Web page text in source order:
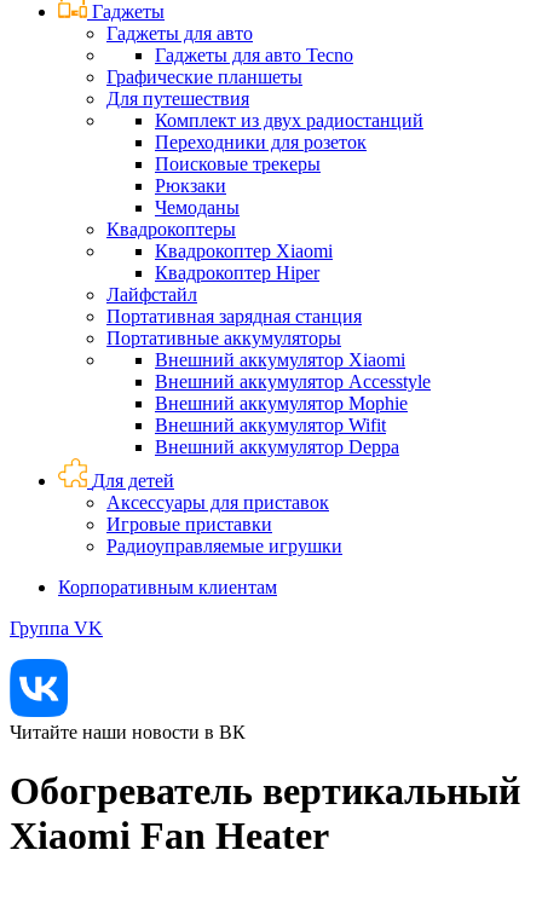
Гаджеты
Гаджеты для авто
Гаджеты для авто Tecno
Графические планшеты
Для путешествия
Комплект из двух радиостанций
Переходники для розеток
Поисковые трекеры
Рюкзаки
Чемоданы
Квадрокоптеры
Квадрокоптер Xiaomi
Квадрокоптер Hiper
Лайфстайл
Портативная зарядная станция
Портативные аккумуляторы
Внешний аккумулятор Xiaomi
Внешний аккумулятор Accesstyle
Внешний аккумулятор Mophie
Внешний аккумулятор Wifit
Внешний аккумулятор Deppa
Для детей
Аксессуары для приставок
Игровые приставки
Радиоуправляемые игрушки
Корпоративным клиентам
Группа VK
Читайте наши новости в ВК
Обогреватель вертикальный
Xiaomi Fan Heater